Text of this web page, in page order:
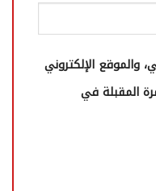
والموقع الإلكتروني
المقبلة في